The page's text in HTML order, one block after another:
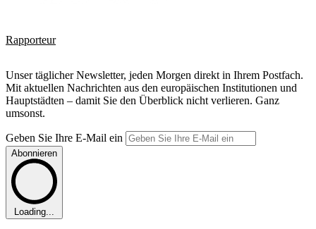
Rapporteur
Unser täglicher Newsletter, jeden Morgen direkt in Ihrem Postfach.
Mit aktuellen Nachrichten aus den europäischen Institutionen und
Hauptstädten – damit Sie den Überblick nicht verlieren. Ganz
umsonst.
Geben Sie Ihre E-Mail ein
Abonnieren
Loading...